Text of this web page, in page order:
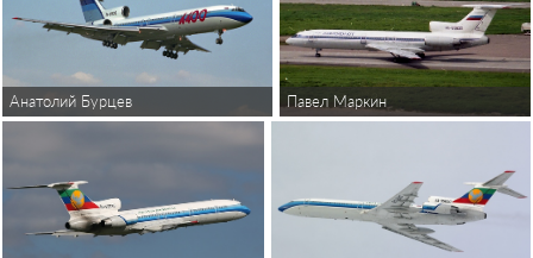
Анатолий Бурцев Павел Маркин